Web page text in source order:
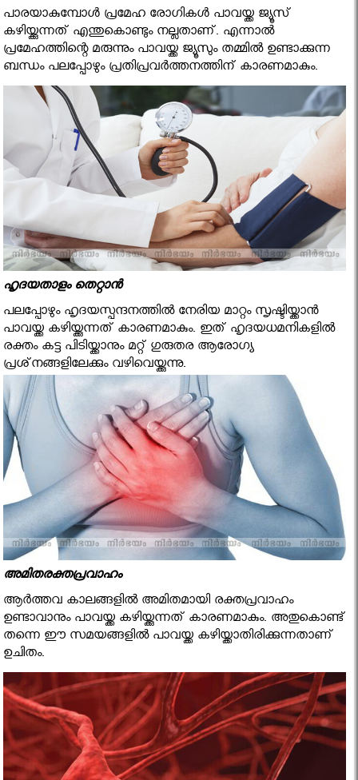
പാരയാകുമ്പോള്‍ പ്രമേഹ രോഗികള്‍ പാവയ്ക്ക ജ്യൂസ്
കഴിയ്ക്കുന്നത് എന്തുകൊണ്ടും നല്ലതാണ്. എന്നാല്‍
പ്രമേഹത്തിന്റെ മരുന്നും പാവയ്ക്ക ജ്യൂസും തമ്മില്‍ ഉണ്ടാക്കുന്ന
ബന്ധം പലപ്പോഴും പ്രതിപ്രവര്‍ത്തനത്തിന് കാരണമാകും.
ഹൃദയതാളം തെറ്റാന്‍
പലപ്പോഴും ഹൃദയസ്പന്ദനത്തില്‍ നേരിയ മാറ്റം സൃഷ്ടിയ്ക്കാന്‍
പാവയ്ക്ക കഴിയ്ക്കുന്നത് കാരണമാകും. ഇത് ഹൃദയധമനികളില്‍
രക്തം കട്ട പിടിയ്ക്കാനും മറ്റ് ഗുരുതര ആരോഗ്യ
പ്രശ്‌നങ്ങളിലേക്കും വഴിവെയ്ക്കുന്നു.
അമിതരക്തപ്രവാഹം
ആര്‍ത്തവ കാലങ്ങളില്‍ അമിതമായി രക്തപ്രവാഹം
ഉണ്ടാവാനും പാവയ്ക്ക കഴിയ്ക്കുന്നത് കാരണമാകും. അതുകൊണ്ട്
തന്നെ ഈ സമയങ്ങളില്‍ പാവയ്ക്ക കഴിയ്ക്കാതിരിക്കുന്നതാണ്
ഉചിതം.